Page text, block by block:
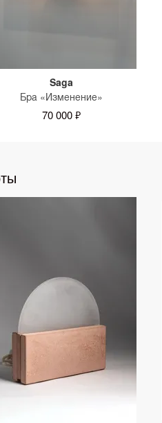
Saga
Бра «Изменение»
70 000 ₽